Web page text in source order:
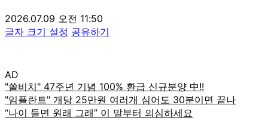
2026.07.09 오전 11:50
글자 크기 설정 공유하기
AD